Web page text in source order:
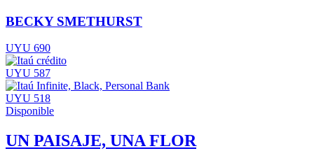
BECKY SMETHURST
UYU 690
UYU 587
UYU 518
Disponible
UN PAISAJE, UNA FLOR